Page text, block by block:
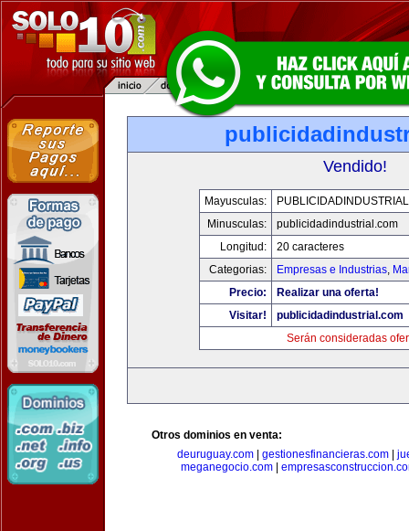
Vendido!
Mayusculas:
Minusculas:
publicidadindustrial.com
Longitud:
20 caracteres
Categorias:
Empresas e Industrias,
Precio:
Realizar una oferta!
Visitar!
publicidadindustrial.com
Serán consideradas
Otros dominios en venta:
deuruguay.com| gestionesfinancieras.com|
meganegocio.com|